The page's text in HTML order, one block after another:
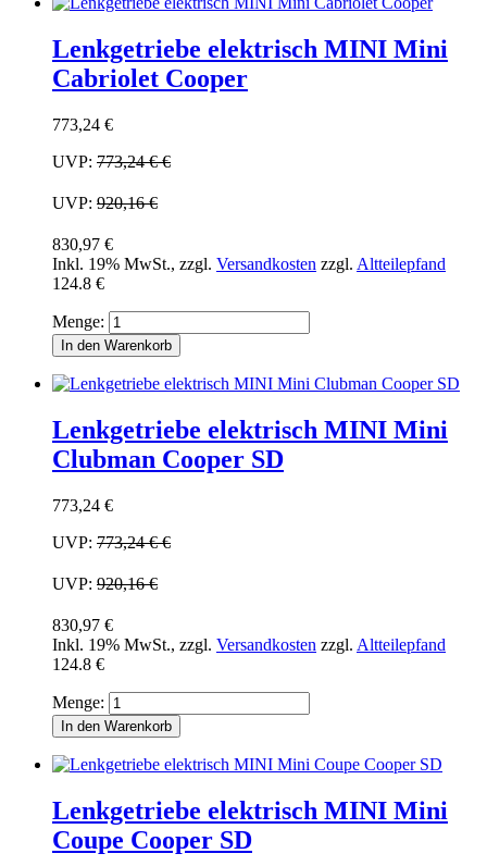
Lenkgetriebe elektrisch MINI Mini
Cabriolet Cooper
773,24 €
UVP: 773,24 €€
UVP: 920,16 €
830,97 €
Inkl. 19% MwSt., zzgl. Versandkosten zzgl. Altteilepfand
124.8 €
Menge:
In den Warenkorb
Lenkgetriebe elektrisch MINI Mini
Clubman Cooper SD
773,24 €
UVP: 773,24 €€
UVP: 920,16 €
830,97 €
Inkl. 19% MwSt., zzgl. Versandkosten zzgl. Altteilepfand
124.8 €
Menge:
In den Warenkorb
Lenkgetriebe elektrisch MINI Mini
Coupe Cooper SD